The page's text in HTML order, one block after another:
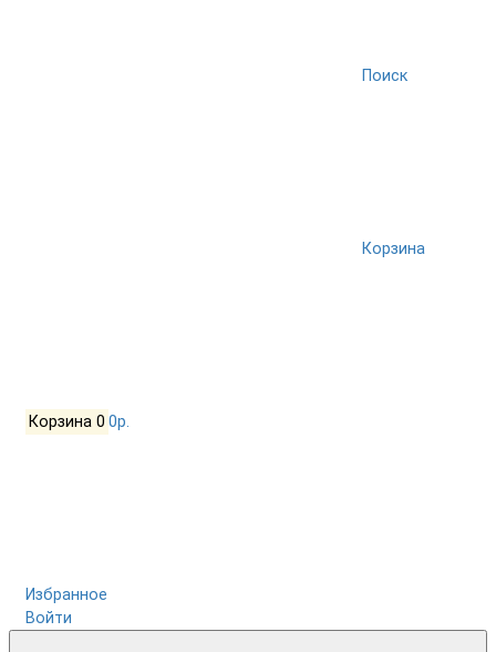
Поиск
Корзина
Корзина 0 0р.
Избранное
Войти